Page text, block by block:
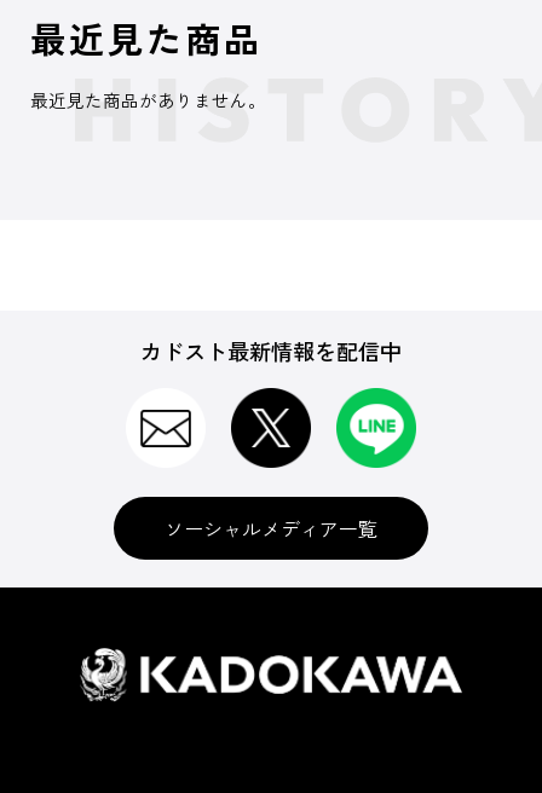
最近見た商品
最近見た商品がありません。
カドスト最新情報を配信中
ソーシャルメディア一覧